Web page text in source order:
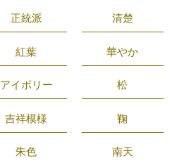
正統派 清楚
紅葉 華やか
アイボリー 松
吉祥模様 鞠
朱色 南天